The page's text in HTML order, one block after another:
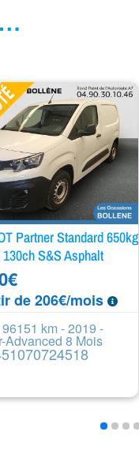
Partner Standard 650kg
S&S Asphalt
€
de 206€/mois
km - 2019 -
Advanced 8 Mois